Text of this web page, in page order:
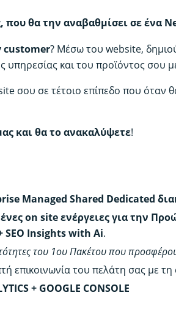
που θα την αναβαθμίσει σε ένα
customer? Μέσω του website,
υπηρεσίας και του προϊόντος σου
σου σε τέτοιο επίπεδο που
και θα το ανακαλύψετε!
Managed Shared Dedicated
on site ενέργειες για την
SEO Insights with Ai.
του 1ου Πακέτου που
επικοινωνία του πελάτη σας με
+ GOOGLE CONSOLE